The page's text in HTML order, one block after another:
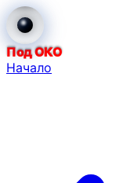
Под ОКО
Начало